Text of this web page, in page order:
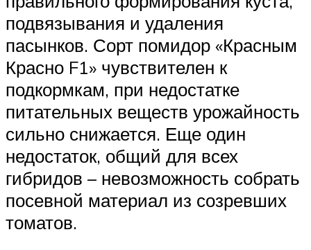
подвязывания и удаления
пасынков. Сорт помидор «Красным
Красно F1» чувствителен к
подкормкам, при недостатке
питательных веществ урожайность
сильно снижается. Еще один
недостаток, общий для всех
гибридов – невозможность собрать
посевной материал из созревших
томатов.